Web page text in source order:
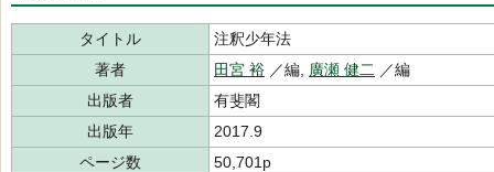
タイトル
注釈少年法
著者
田宮 裕 ／編, 廣瀬 健二 ／編
出版者
有斐閣
出版年
2017.9
ページ数
50,701p